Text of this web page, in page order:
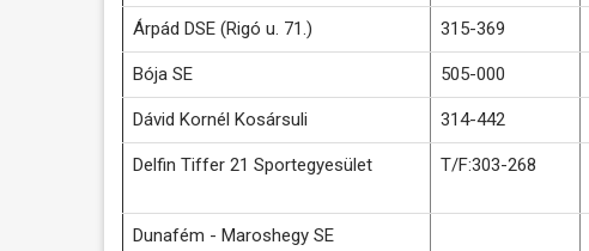
Árpád DSE (Rigó u. 71.) 315-369
Bója SE 505-000
Dávid Kornél Kosársuli 314-442
Delfin Tiffer 21 Sportegyesület T/F:303-268
Dunafém - Maroshegy SE